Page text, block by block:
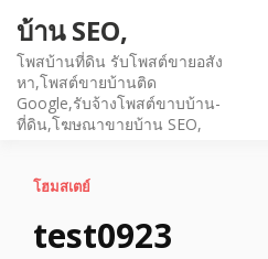
บ้าน SEO,
โพสบ้านที่ดิน รับโพสต์ขายอสัง
หา,โพสต์ขายบ้านติด
Google,รับจ้างโพสต์ขาบบ้าน-
ที่ดิน,โฆษณาขายบ้าน SEO,
โฮมสเตย์
test0923